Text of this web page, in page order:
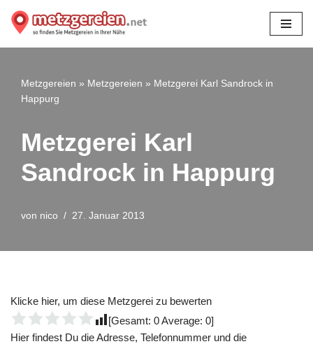
Zum
Metzgereien » Metzgereien » Metzgerei Karl Sandrock in
Happurg
Metzgerei Karl
Sandrock in Happurg
von nico 27. Januar 2013
Klicke hier, um diese Metzgerei zu bewerten
[Gesamt: 0Average: 0]
Hier findest Du die Adresse, Telefonnummer und die